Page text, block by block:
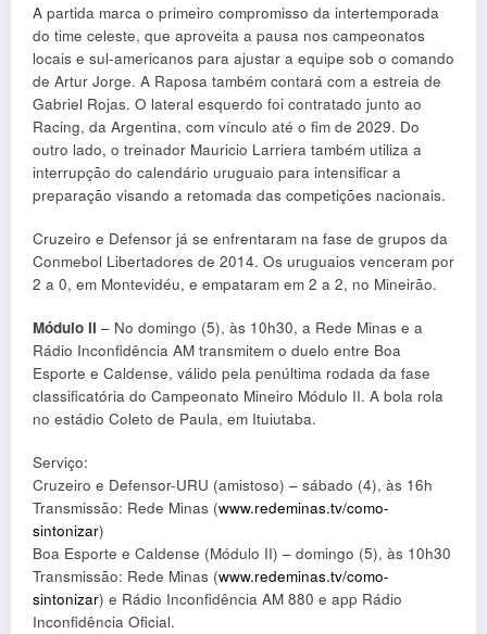
A partida marca o primeiro compromisso da intertemporada
do time celeste, que aproveita a pausa nos campeonatos
locais e sul-americanos para ajustar a equipe sob o comando
de Artur Jorge. A Raposa também contará com a estreia de
Gabriel Rojas. O lateral esquerdo foi contratado junto ao
Racing, da Argentina, com vínculo até o fim de 2029. Do
outro lado, o treinador Mauricio Larriera também utiliza a
interrupção do calendário uruguaio para intensificar a
preparação visando a retomada das competições nacionais.
Cruzeiro e Defensor já se enfrentaram na fase de grupos da
Conmebol Libertadores de 2014. Os uruguaios venceram por
2 a 0, em Montevidéu, e empataram em 2 a 2, no Mineirão.
Módulo II – No domingo (5), às 10h30, a Rede Minas e a
Rádio Inconfidência AM transmitem o duelo entre Boa
Esporte e Caldense, válido pela penúltima rodada da fase
classificatória do Campeonato Mineiro Módulo II. A bola rola
no estádio Coleto de Paula, em Ituiutaba.
Serviço:
Cruzeiro e Defensor-URU (amistoso) – sábado (4), às 16h
Transmissão: Rede Minas (www.redeminas.tv/como-
sintonizar)
Boa Esporte e Caldense (Módulo II) – domingo (5), às 10h30
Transmissão: Rede Minas (www.redeminas.tv/como-
sintonizar) e Rádio Inconfidência AM 880 e app Rádio
Inconfidência Oficial.